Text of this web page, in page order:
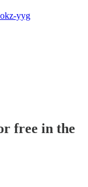
yyg
free in the